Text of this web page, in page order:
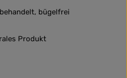
bügelfrei
Produkt